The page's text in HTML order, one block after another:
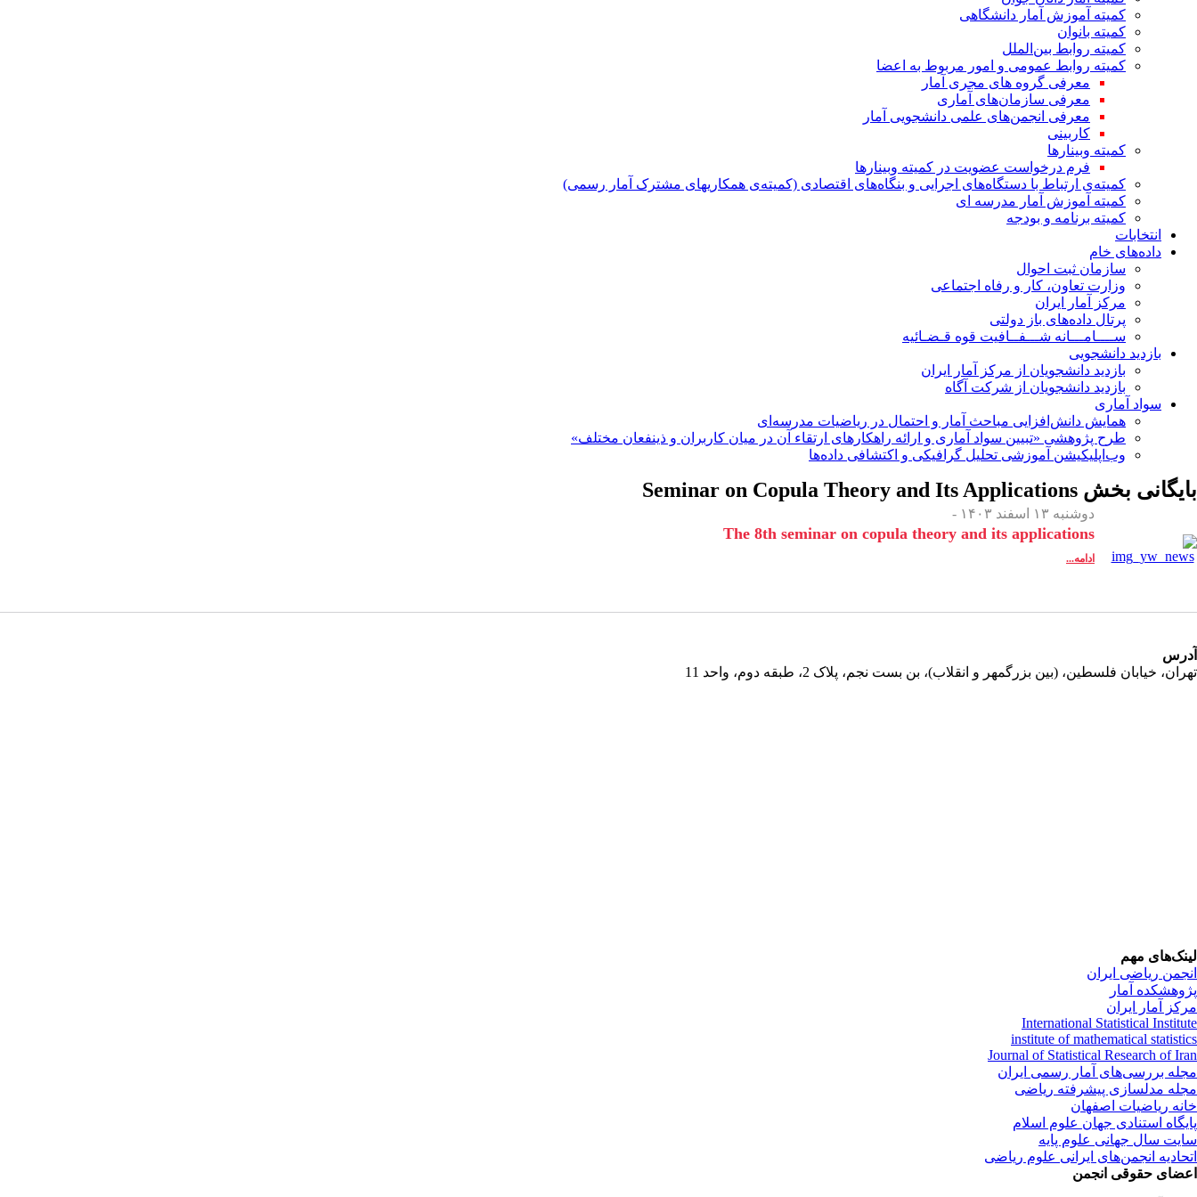
کمیته آموزش آمار دانشگاهی
کمیته بانوان
کمیته روابط بین‌الملل
کمیته روابط عمومی و امور مربوط به اعضا
معرفی گروه های مجری آمار
معرفی سازمان‌های آماری
معرفی انجمن‌های علمی دانشجویی آمار
کاربینی
کمیته وبینارها
فرم درخواست عضویت در کمیته وبینارها
کمیته‌ی ارتباط با دستگاه‌های اجرایی و بنگاه‌های اقتصادی (کمیته‌ی همکاریهای مشترک آمار رسمی)
کمیته آموزش آمار مدرسه ای
کمیته برنامه و بودجه
انتخابات
داده‌های خام
سازمان ثبت احوال
وزارت تعاون، کار و رفاه اجتماعی
مرکز آمار ایران
پرتال داده‌های باز دولتی
ســــامـــانه شـــفــافیت قوه قـضـائیه
بازدید دانشجویی
بازدید دانشجویان از مرکز آمار ایران
بازدید دانشجویان از شرکت آگاه
سواد آماری
همایش دانش‌افزایی مباحث آمار و احتمال در ریاضیات مدرسه‌ای
طرح پژوهشی «تبیین سواد آماری و ارائه راهکارهای ارتقاء آن در میان کاربران و ذینفعان مختلف»
وب‌اپلیکیشن آموزشی تحلیل گرافیکی و اکتشافی داده‌ها
بایگانی بخش Seminar on Copula Theory and Its Applications
دوشنبه ۱۳ اسفند ۱۴۰۳ -
The 8th seminar on copula theory and its applications
ادامه...
آدرس
تهران، خیابان فلسطین، (بین بزرگمهر و انقلاب)، بن بست نجم، پلاک 2، طبقه دوم، واحد 11
لینک‌های مهم
انجمن ریاضی ایران
پژوهشکده آمار
مرکز آمار ایران
International Statistical Institute
institute of mathematical statistics
Journal of Statistical Research of Iran
مجله بررسی‌های آمار رسمی ایران
مجله مدلسازی پیشرفته ریاضی
خانه ریاضیات اصفهان
پایگاه استنادی جهان علوم اسلام
سایت سال جهانی علوم پایه
اتحادیه انجمن‌های ایرانی علوم ریاضی
اعضای حقوقی انجمن